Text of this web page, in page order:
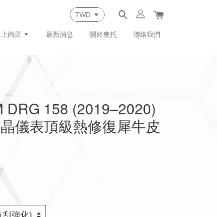
商店 最新消息 關於奧托 聯絡我們
DRG 158 (2019–2020)
儀表頂級熱修復犀牛皮